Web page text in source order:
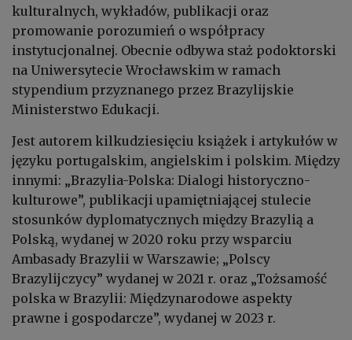
kulturalnych, wykładów, publikacji oraz
promowanie porozumień o współpracy
instytucjonalnej. Obecnie odbywa staż podoktorski
na Uniwersytecie Wrocławskim w ramach
stypendium przyznanego przez Brazylijskie
Ministerstwo Edukacji.
Jest autorem kilkudziesięciu książek i artykułów w
języku portugalskim, angielskim i polskim. Między
innymi: „Brazylia-Polska: Dialogi historyczno-
kulturowe”, publikacji upamiętniającej stulecie
stosunków dyplomatycznych między Brazylią a
Polską, wydanej w 2020 roku przy wsparciu
Ambasady Brazylii w Warszawie; „Polscy
Brazylijczycy” wydanej w 2021 r. oraz „Tożsamość
polska w Brazylii: Międzynarodowe aspekty
prawne i gospodarcze”, wydanej w 2023 r.